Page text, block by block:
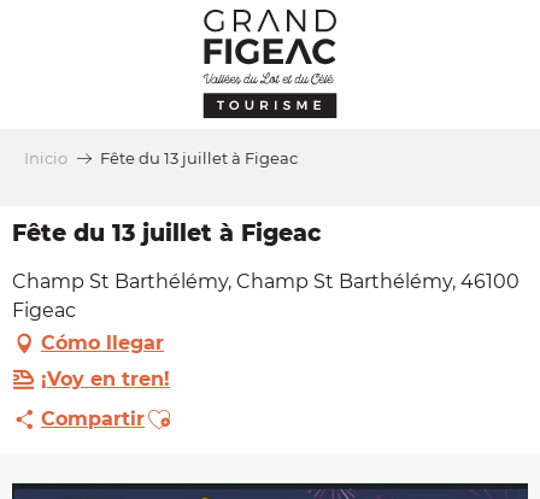
Inicio Fête du 13 juillet à Figeac
Fête du 13 juillet à Figeac
Champ St Barthélémy, Champ St Barthélémy, 46100
Figeac
Cómo llegar
¡Voy en tren!
CompartirAjouter aux favoris